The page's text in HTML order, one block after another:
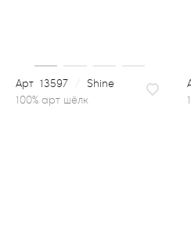
13597 Shine